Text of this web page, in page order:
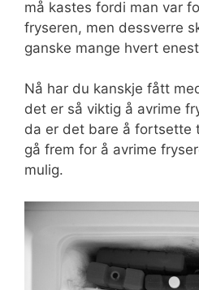
må kastes fordi man var
fryseren, men dessverre
ganske mange hvert
Nå har du kanskje fått
det er så viktig å avrime
da er det bare å fortsette
gå frem for å avrime
mulig.